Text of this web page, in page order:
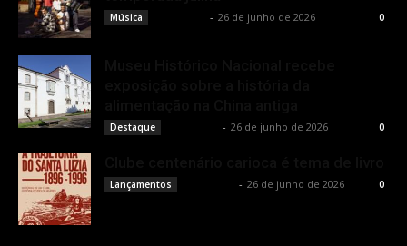
Música - 26 de junho de 2026 0
Destaque - 26 de junho de 2026 0
Lançamentos - 26 de junho de 2026 0